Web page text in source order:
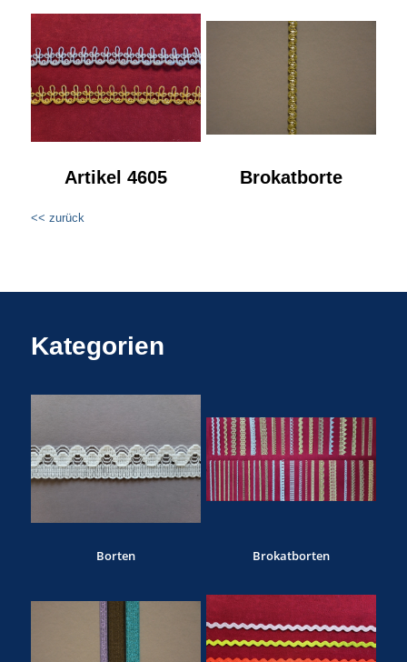
Artikel 4605 Brokatborte
<< zurück
Kategorien
Borten Brokatborten